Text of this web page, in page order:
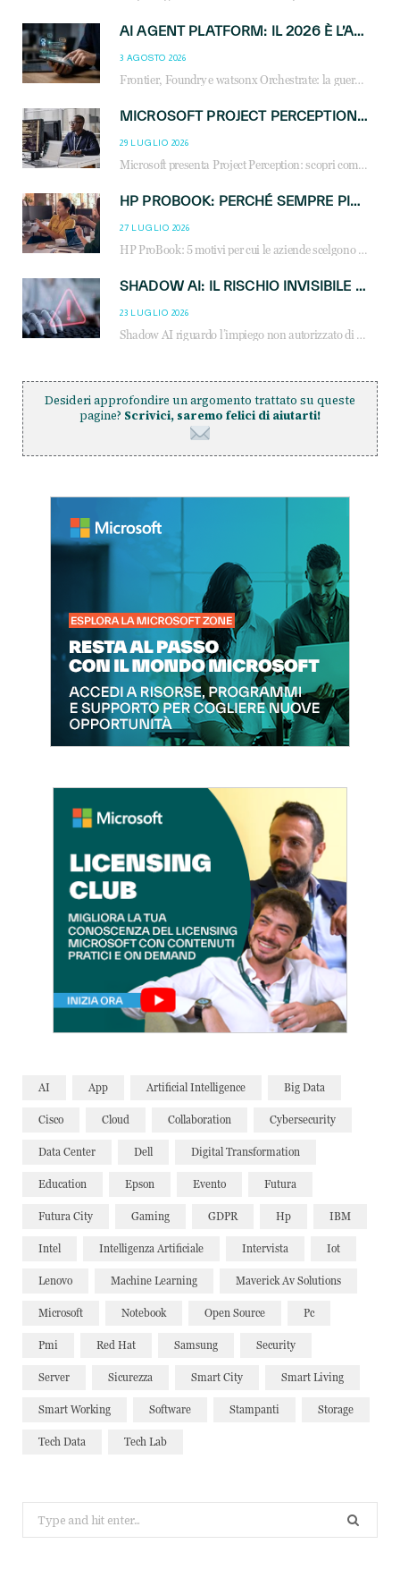
AI AGENT PLATFORM: IL 2026 È L’ANNO DEL «SISTEMA OPERATIVO» PER GLI AGENTI AZIENDALI
3 AGOSTO 2026
Frontier, Foundry e watsonx Orchestrate: la guerra delle piattaforme AI agent ridisegna il mercato IT. Cosa cambia per reseller, MSP e system integrator.
MICROSOFT PROJECT PERCEPTION: COME GLI AGENTI AI CAMBIERANNO SOC, CYBERSECURITY E SERVIZI MSP
29 LUGLIO 2026
Microsoft presenta Project Perception: scopri come gli agenti AI possono trasformare cybersecurity, SOC e servizi gestiti degli MSP.
HP PROBOOK: PERCHÉ SEMPRE PIÙ AZIENDE SCELGONO NOTEBOOK PROGETTATI PER IL LAVORO MODERNO
27 LUGLIO 2026
HP ProBook: 5 motivi per cui le aziende scelgono i notebook business HP per migliorare produttività, sicurezza e gestione dell’AI.
SHADOW AI: IL RISCHIO INVISIBILE CHE LE AZIENDE POSSONO GOVERNARE
23 LUGLIO 2026
Shadow AI riguardo l’impiego non autorizzato di sistemi AI all’interno dell’azienda. E’ una pratica che si diffonde a partire dai dipendenti fino ai dirigenti e mette a repentaglio la cybersecurity, con costi più elevati per le organizzazioni. Due recenti report illustrano il fenomeno e forniscono dati in merito
Desideri approfondire un argomento trattato su queste
pagine? Scrivici, saremo felici di aiutarti!
AI App Artificial Intelligence Big Data
Cisco Cloud Collaboration Cybersecurity
Data Center Dell Digital Transformation
Education Epson Evento Futura
Futura City Gaming GDPR Hp IBM
Intel Intelligenza Artificiale Intervista Iot
Lenovo Machine Learning Maverick Av Solutions
Microsoft Notebook Open Source Pc
Pmi Red Hat Samsung Security
Server Sicurezza Smart City Smart Living
Smart Working Software Stampanti Storage
Tech Data Tech Lab
for: